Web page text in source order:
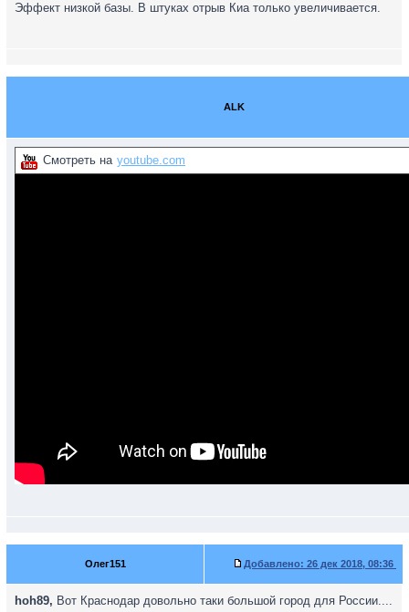
Эффект низкой базы. В штуках отрыв Киа только увеличивается.
ALK
Смотреть на youtube.com
Олег151 Добавлено: 26 дек 2018, 08:36
hoh89, Вот Краснодар довольно таки большой город для России....